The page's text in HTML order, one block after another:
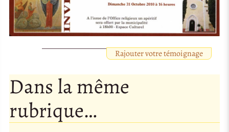
Rajouter votre témoignage
Dans la même
rubrique…